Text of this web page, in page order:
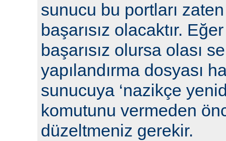
sunucu bu portları
başarısız olacaktır.
başarısız olursa olası
yapılandırma dosyası
sunucuya ‘nazikçe
komutunu vermeden
düzeltmeniz gerekir.